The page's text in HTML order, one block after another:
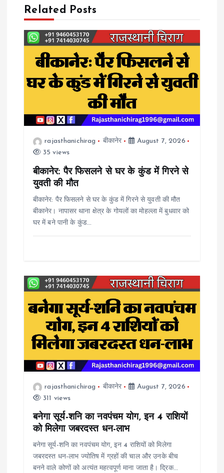
a
v
a
Related Posts
rajasthanichirag बीकानेर
August 7, 2026
35 views
बीकानेर: पैर फिसलने से घर के कुंड में गिरने से
युवती की मौत
बीकानेर: पैर फिसलने से घर के कुंड में गिरने से युवती की मौत
बीकानेर। नापासर थाना क्षेत्र के गोयलों का मोहल्ला में बुधवार को
घर में बने पानी के कुंड…
rajasthanichirag बीकानेर
August 7, 2026
311 views
बनेगा सूर्य-शनि का नवपंचम योग, इन 4 राशियों
को मिलेगा जबरदस्त धन-लाभ
बनेगा सूर्य-शनि का नवपंचम योग, इन 4 राशियों को मिलेगा
जबरदस्त धन-लाभ ज्योतिष में ग्रहों की चाल और उनके बीच
बनने वाले कोणों को अत्यंत महत्वपूर्ण माना जाता है। द्रिक…